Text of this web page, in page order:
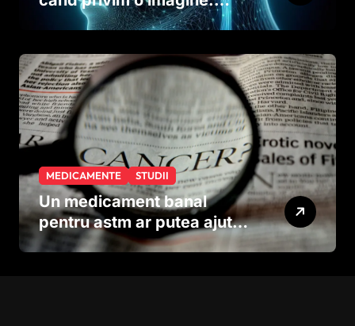
Studiul care explică rolul
MEDICAMENTE STUDII
Un medicament banal
pentru astm ar putea ajuta
în lupta împotriva